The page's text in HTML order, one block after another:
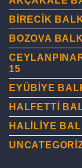
BİRECİK
BOZOVA
15
EYÜBİYE
HALFETTİ
HALİLİYE